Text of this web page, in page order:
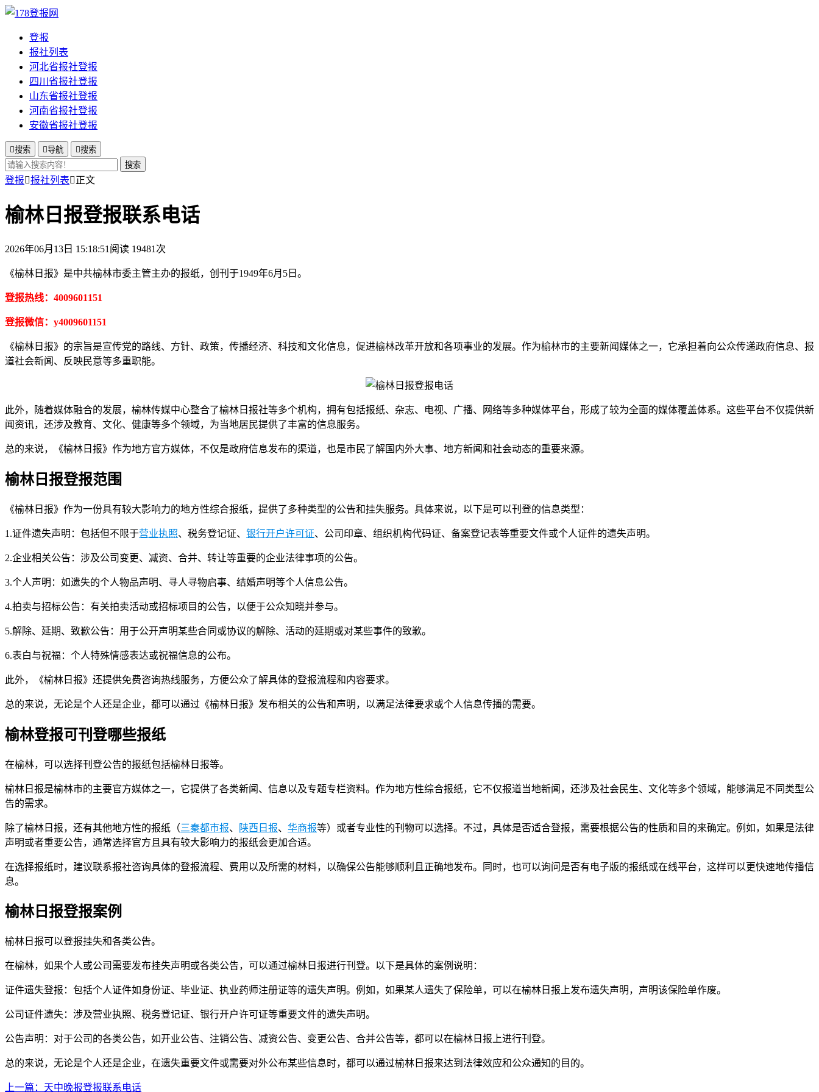
登报
报社列表
河北省报社登报
四川省报社登报
山东省报社登报
河南省报社登报
安徽省报社登报
搜索 导航 搜索
搜索
登报报社列表正文
榆林日报登报联系电话
2026年06月13日 15:18:51 阅读 19481次
《榆林日报》是中共榆林市委主管主办的报纸，创刊于1949年6月5日。
登报热线：4009601151
登报微信：y4009601151
《榆林日报》的宗旨是宣传党的路线、方针、政策，传播经济、科技和文化信息，促进榆林改革开放和各项事业的发展。作为榆林市的主要新闻媒体之一，它承担着向公众传递政府信息、报
道社会新闻、反映民意等多重职能。
此外，随着媒体融合的发展，榆林传媒中心整合了榆林日报社等多个机构，拥有包括报纸、杂志、电视、广播、网络等多种媒体平台，形成了较为全面的媒体覆盖体系。这些平台不仅提供新
闻资讯，还涉及教育、文化、健康等多个领域，为当地居民提供了丰富的信息服务。
总的来说，《榆林日报》作为地方官方媒体，不仅是政府信息发布的渠道，也是市民了解国内外大事、地方新闻和社会动态的重要来源。
榆林日报登报范围
《榆林日报》作为一份具有较大影响力的地方性综合报纸，提供了多种类型的公告和挂失服务。具体来说，以下是可以刊登的信息类型：
1.证件遗失声明：包括但不限于营业执照、税务登记证、 银行开户许可证、公司印章、组织机构代码证、备案登记表等重要文件或个人证件的遗失声明。
2.企业相关公告：涉及公司变更、减资、合并、转让等重要的企业法律事项的公告。
3.个人声明：如遗失的个人物品声明、寻人寻物启事、结婚声明等个人信息公告。
4.拍卖与招标公告：有关拍卖活动或招标项目的公告，以便于公众知晓并参与。
5.解除、延期、致歉公告：用于公开声明某些合同或协议的解除、活动的延期或对某些事件的致歉。
6.表白与祝福：个人特殊情感表达或祝福信息的公布。
此外，《榆林日报》还提供免费咨询热线服务，方便公众了解具体的登报流程和内容要求。
总的来说，无论是个人还是企业，都可以通过《榆林日报》发布相关的公告和声明，以满足法律要求或个人信息传播的需要。
榆林登报可刊登哪些报纸
在榆林，可以选择刊登公告的报纸包括榆林日报等。
榆林日报是榆林市的主要官方媒体之一，它提供了各类新闻、信息以及专题专栏资料。作为地方性综合报纸，它不仅报道当地新闻，还涉及社会民生、文化等多个领域，能够满足不同类型公
告的需求。
除了榆林日报，还有其他地方性的报纸（三秦都市报、 陕西日报、 华商报等）或者专业性的刊物可以选择。不过，具体是否适合登报，需要根据公告的性质和目的来确定。例如，如果是法律
声明或者重要公告，通常选择官方且具有较大影响力的报纸会更加合适。
在选择报纸时，建议联系报社咨询具体的登报流程、费用以及所需的材料，以确保公告能够顺利且正确地发布。同时，也可以询问是否有电子版的报纸或在线平台，这样可以更快速地传播信
息。
榆林日报登报案例
榆林日报可以登报挂失和各类公告。
在榆林，如果个人或公司需要发布挂失声明或各类公告，可以通过榆林日报进行刊登。以下是具体的案例说明：
证件遗失登报：包括个人证件如身份证、毕业证、执业药师注册证等的遗失声明。例如，如果某人遗失了保险单，可以在榆林日报上发布遗失声明，声明该保险单作废。
公司证件遗失：涉及营业执照、税务登记证、银行开户许可证等重要文件的遗失声明。
公告声明：对于公司的各类公告，如开业公告、注销公告、减资公告、变更公告、合并公告等，都可以在榆林日报上进行刊登。
总的来说，无论是个人还是企业，在遗失重要文件或需要对外公布某些信息时，都可以通过榆林日报来达到法律效应和公众通知的目的。
上一篇：天中晚报登报联系电话